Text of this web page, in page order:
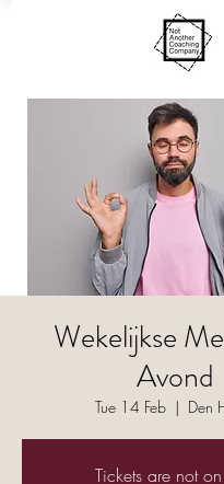
Wekelijkse
Avond
Tue 14 Feb
  |
Den
Tickets are not